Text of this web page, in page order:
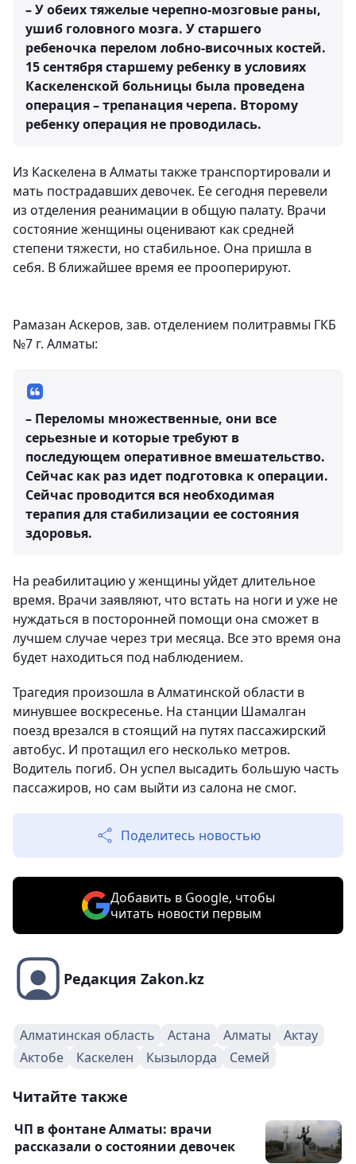
– У обеих тяжелые черепно-мозговые раны,
ушиб головного мозга. У старшего
ребеночка перелом лобно-височных костей.
15 сентября старшему ребенку в условиях
Каскеленской больницы была проведена
операция – трепанация черепа. Второму
ребенку операция не проводилась.
Из Каскелена в Алматы также транспортировали и
мать пострадавших девочек. Ее сегодня перевели
из отделения реанимации в общую палату. Врачи
состояние женщины оценивают как средней
степени тяжести, но стабильное. Она пришла в
себя. В ближайшее время ее прооперируют.
Рамазан Аскеров, зав. отделением политравмы ГКБ
№7 г. Алматы:
– Переломы множественные, они все
серьезные и которые требуют в
последующем оперативное вмешательство.
Сейчас как раз идет подготовка к операции.
Сейчас проводится вся необходимая
терапия для стабилизации ее состояния
здоровья.
На реабилитацию у женщины уйдет длительное
время. Врачи заявляют, что встать на ноги и уже не
нуждаться в посторонней помощи она сможет в
лучшем случае через три месяца. Все это время она
будет находиться под наблюдением.
Трагедия произошла в Алматинской области в
минувшее воскресенье. На станции Шамалган
поезд врезался в стоящий на путях пассажирский
автобус. И протащил его несколько метров.
Водитель погиб. Он успел высадить большую часть
пассажиров, но сам выйти из салона не смог.
Поделитесь новостью
Добавить в Google, чтобы
читать новости первым
Редакция Zakon.kz
Алматинская область Астана Алматы
Актау
Актобе
Каскелен Кызылорда Семей
Читайте также
ЧП в фонтане Алматы: врачи
рассказали о состоянии девочек